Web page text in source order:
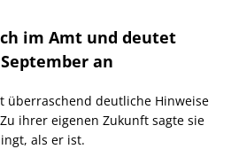
im Amt und deutet
an
überraschend deutliche Hinweise
ihrer eigenen Zukunft sagte sie
als er ist.